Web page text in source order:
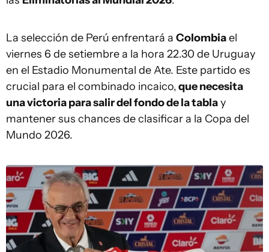
La selección de Perú enfrentará a Colombiael
viernes 6 de setiembre a la hora 22.30 de Uruguay
en el Estadio Monumental de Ate. Este partido es
crucial para el combinado incaico,que necesita
una victoria para salir del fondo de la tablay
mantener sus chances de clasificar a la Copa del
Mundo 2026.